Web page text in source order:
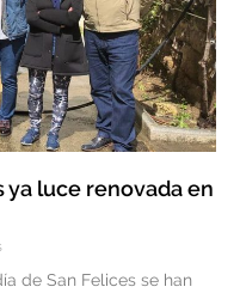
ya luce renovada en
de San Felices se han